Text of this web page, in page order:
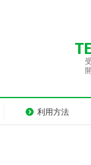
利用方法